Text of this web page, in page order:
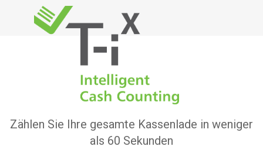
Zählen Sie Ihre gesamte Kassenlade in weniger
als 60 Sekunden